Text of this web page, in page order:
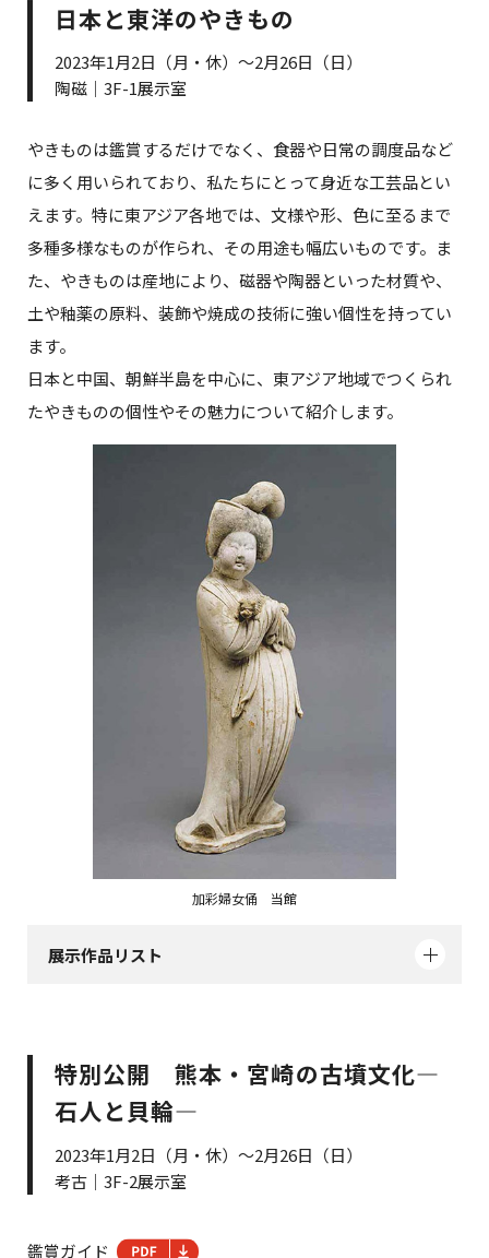
日本と東洋のやきもの
2023年1月2日（月・休）～2月26日（日）
陶磁｜3F-1展示室
やきものは鑑賞するだけでなく、食器や日常の調度品など
に多く用いられており、私たちにとって身近な工芸品とい
えます。特に東アジア各地では、文様や形、色に至るまで
多種多様なものが作られ、その用途も幅広いものです。ま
た、やきものは産地により、磁器や陶器といった材質や、
土や釉薬の原料、装飾や焼成の技術に強い個性を持ってい
ます。
日本と中国、朝鮮半島を中心に、東アジア地域でつくられ
たやきものの個性やその魅力について紹介します。
加彩婦女俑 当館
展示作品リスト
特別公開 熊本・宮崎の古墳文化―
石人と貝輪―
2023年1月2日（月・休）～2月26日（日）
考古｜3F-2展示室
鑑賞ガイド